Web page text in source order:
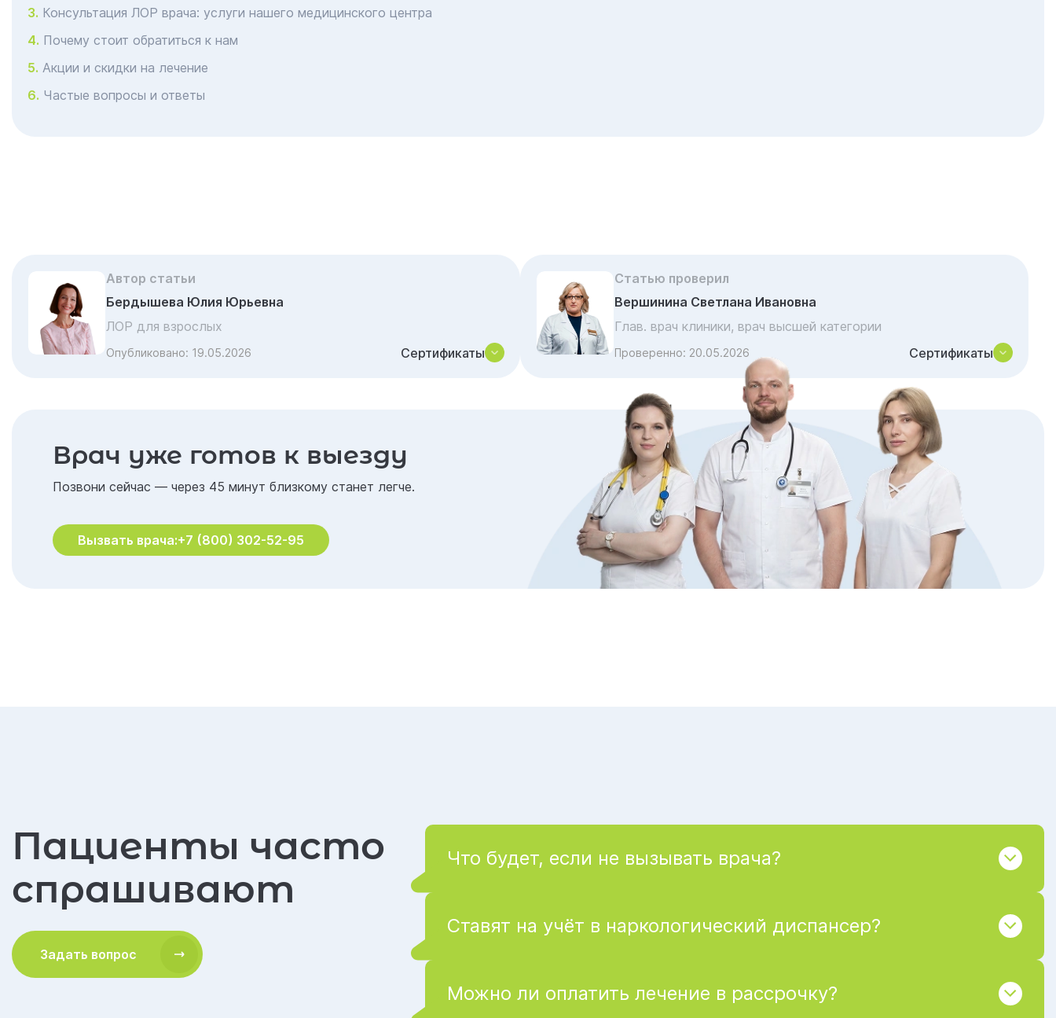
Консультация ЛОР врача: услуги нашего медицинского центра
Почему стоит обратиться к нам
Акции и скидки на лечение
Частые вопросы и ответы
Автор статьи
Бердышева Юлия Юрьевна
ЛОР для взрослых
Опубликовано: 19.05.2026 Сертификаты
Статью проверил
Вершинина Светлана Ивановна
Глав. врач клиники, врач высшей категории
Проверенно: 20.05.2026 Сертификаты
Врач уже готов к выезду
Позвони сейчас — через 45 минут близкому станет легче.
Вызвать врача:+7 (800) 302-52-95
Пациенты часто
спрашивают
Задать вопрос
Что будет, если не вызывать врача?
Ставят на учёт в наркологический диспансер?
Можно ли оплатить лечение в рассрочку?